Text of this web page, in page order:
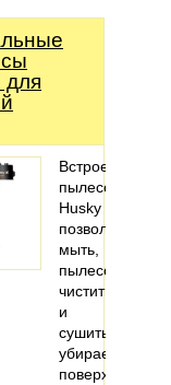
для
Встроенные
пылесосы
Husky
позволяют
мыть,
пылесосить,
чистить
и
сушить
убираемые
поверхности.